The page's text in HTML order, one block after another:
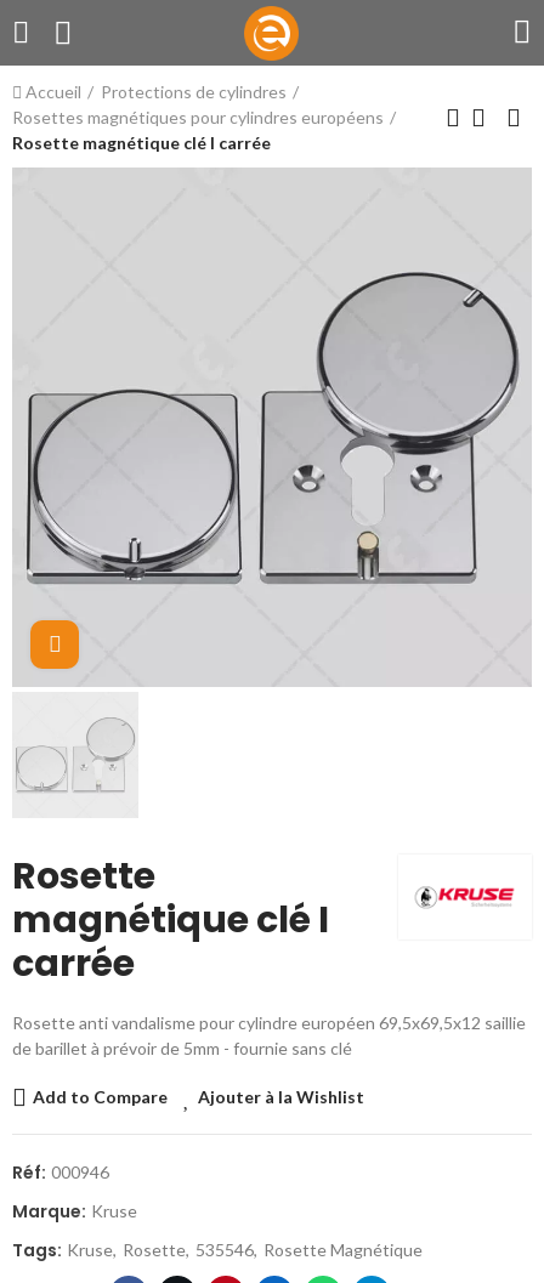
Accueil
Protections de cylindres
Rosettes magnétiques pour cylindres européens
Rosette magnétique clé I carrée
Rosette
magnétique clé I
carrée
Rosette anti vandalisme pour cylindre européen 69,5x69,5x12 saillie
de barillet à prévoir de 5mm - fournie sans clé
Add to Compare Ajouter à la Wishlist
Réf: 000946
Marque: Kruse
Tags: Kruse Rosette 535546 Rosette Magnétique